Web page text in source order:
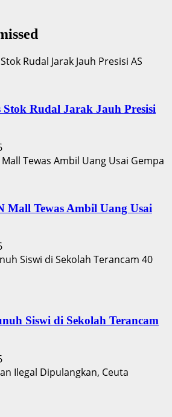
Rudal Jarak Jauh Presisi
Mall Tewas Ambil Uang Usai
Siswi di Sekolah Terancam